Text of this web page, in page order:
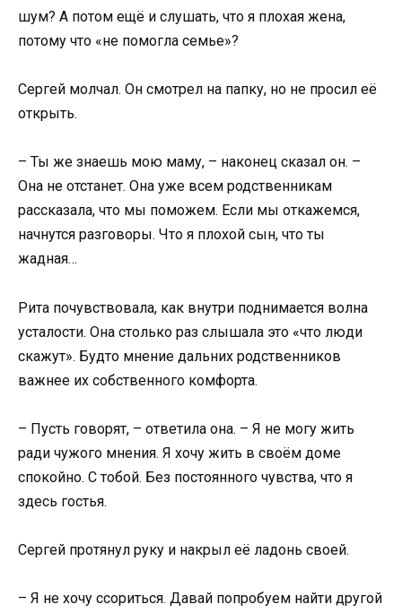
шум? А потом ещё и слушать, что я плохая жена,
потому что «не помогла семье»?
Сергей молчал. Он смотрел на папку, но не просил её
открыть.
– Ты же знаешь мою маму, – наконец сказал он. –
Она не отстанет. Она уже всем родственникам
рассказала, что мы поможем. Если мы откажемся,
начнутся разговоры. Что я плохой сын, что ты
жадная…
Рита почувствовала, как внутри поднимается волна
усталости. Она столько раз слышала это «что люди
скажут». Будто мнение дальних родственников
важнее их собственного комфорта.
– Пусть говорят, – ответила она. – Я не могу жить
ради чужого мнения. Я хочу жить в своём доме
спокойно. С тобой. Без постоянного чувства, что я
здесь гостья.
Сергей протянул руку и накрыл её ладонь своей.
– Я не хочу ссориться. Давай попробуем найти другой